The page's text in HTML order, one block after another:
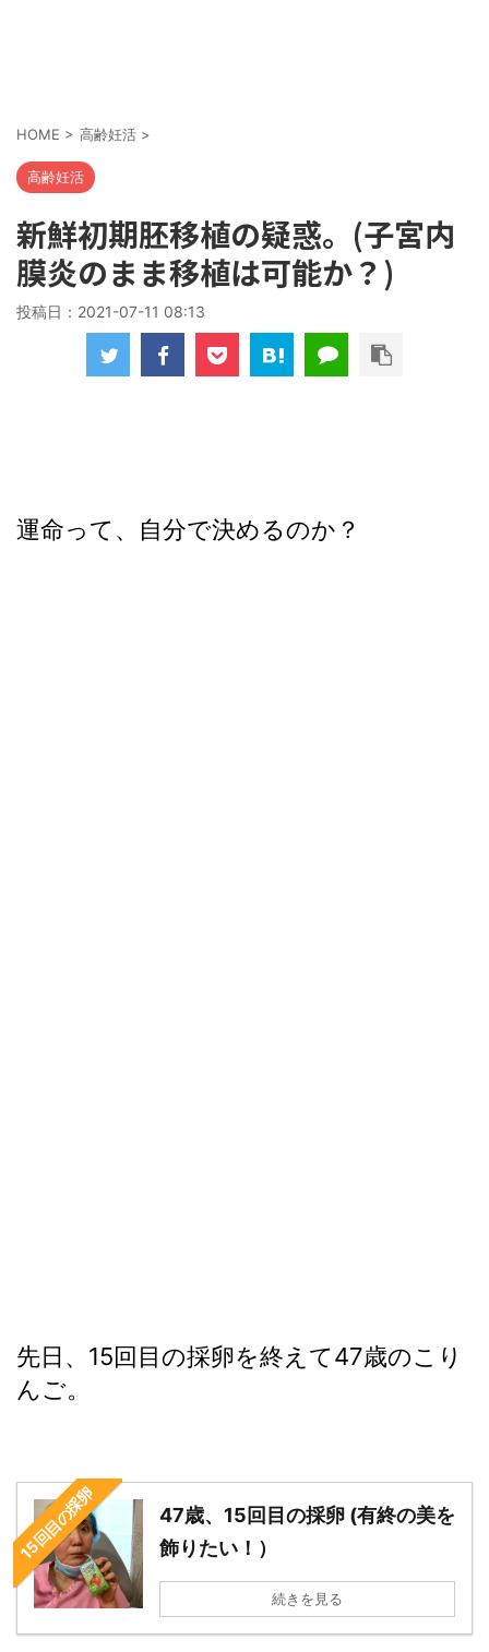
HOME > 高齢妊活 >
高齢妊活
新鮮初期胚移植の疑惑。(子宮内
膜炎のまま移植は可能か？)
投稿日： 2021-07-11 08:13
運命って、自分で決めるのか？
先日、15回目の採卵を終えて47歳のこり
んご。
15回目の採卵
47歳、15回目の採卵 (有終の美を
飾りたい！）
続きを見る